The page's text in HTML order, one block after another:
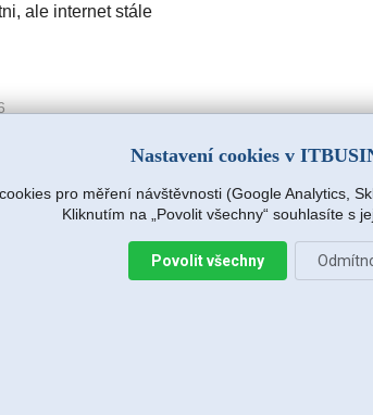
ale internet stále
pracovní den (dnes),
Nastavení cookies v
pro měření návštěvnosti (Google Analytics,
Kliknutím na „Povolit všechny“ souhlasíte s
Povolit všechny